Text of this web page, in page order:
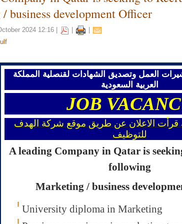
is seeking job vacancies: Draftsman Engineer – Aluminium
is seeking job vacancies: Site Engineer – Aluminium
is seeking job vacancies: Project Manager – Fabrication &
is seeking job vacancies: General Accountant (2 Positions) »
business development Officer
2024 12:16 |
العمل وتصديق الشهادات لقنصلية المملكة
العربية السعودية
JOB
قرأت الاعلان عن طريق موقع شركة الهدف
للتوظيف
A leading Company in Qatar is
following
Marketing / business
University diploma in Marketing